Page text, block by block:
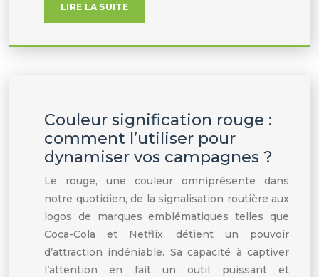
LIRE LA SUITE
Couleur signification rouge :
comment l’utiliser pour
dynamiser vos campagnes ?
Le rouge, une couleur omniprésente dans
notre quotidien, de la signalisation routière aux
logos de marques emblématiques telles que
Coca-Cola et Netflix, détient un pouvoir
d’attraction indéniable. Sa capacité à captiver
l’attention en fait un outil puissant et